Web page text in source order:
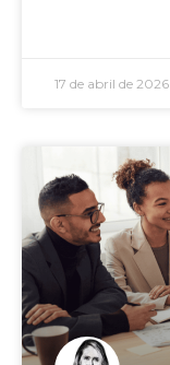
17 de abril de 2026